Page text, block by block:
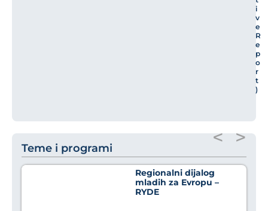
i
v
e
R
e
p
o
r
t
)
Teme i programi
Regionalni dijalog
mladih za Evropu –
RYDE
< >